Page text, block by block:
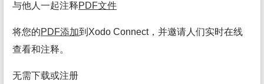
与他人一起注释PDF文件
将您的PDF添加到Xodo Connect，并邀请人们实时在线
查看和注释。
无需下载或注册